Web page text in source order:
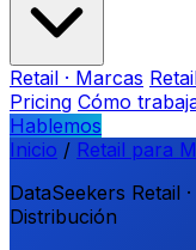
Retail · Marcas
Pricing Cómo
Hablemos
Inicio / Retail para
DataSeekers Retail
Distribución